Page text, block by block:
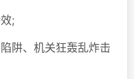
;
阱、机关狂轰乱炸击